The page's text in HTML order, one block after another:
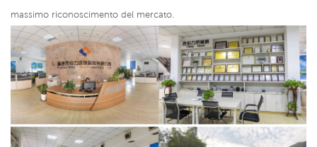
massimo riconoscimento del mercato.